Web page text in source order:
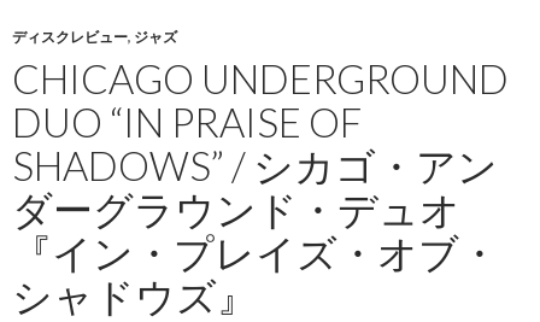
ディスクレビュー, ジャズ
CHICAGO UNDERGROUND
DUO “IN PRAISE OF
SHADOWS” / シカゴ・アン
ダーグラウンド・デュオ
『イン・プレイズ・オブ・
シャドウズ』